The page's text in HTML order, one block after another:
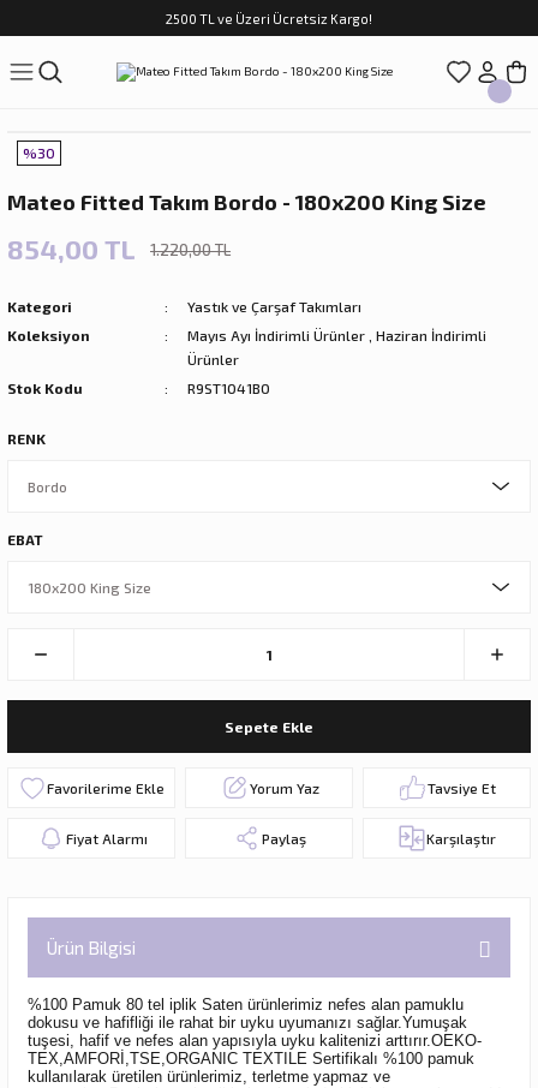
2500 TL ve Üzeri Ücretsiz Kargo!
Geri Dön
Takımları
Takımları
Geri Dön
Geri Dön
Geri Dön
Geri Dön
Geri Dön
Geri Dön
%30
Mateo Fitted Takım Bordo - 180x200 King Size
854,00 TL 1.220,00 TL
Kategori
Yastık ve Çarşaf Takımları
Koleksiyon
Mayıs Ayı İndirimli Ürünler
Haziran İndirimli
Ürünler
Stok Kodu
R9ST1041BO
RENK
EBAT
Sepete Ekle
Yorum Yaz Tavsiye Et
Fiyat Alarmı Paylaş Karşılaştır
Ürün Bilgisi
%100 Pamuk 80 tel iplik Saten ürünlerimiz nefes alan pamuklu
dokusu ve hafifliği ile rahat bir uyku uyumanızı sağlar.Yumuşak
tuşesi, hafif ve nefes alan yapısıyla uyku kalitenizi arttırır.OEKO-
TEX,AMFORİ,TSE,ORGANIC TEXTILE Sertifikalı %100 pamuk
kullanılarak üretilen ürünlerimiz, terletme yapmaz ve